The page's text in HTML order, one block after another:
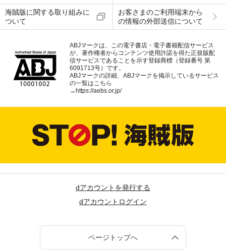
海賊版に関する取り組みに
ついて
お客さまのご利用端末から
の情報の外部送信について
ABJマークは、この電子書店・電子書籍配信サービス
が、著作権者からコンテンツ使用許諾を得た正規版配
信サービスであることを示す登録商標（登録番号 第
6091713号）です。
ABJマークの詳細、ABJマークを掲示しているサービス
の一覧はこちら
→ https://aebs.or.jp/
dアカウントを発行する
dアカウントログイン
ページトップへ